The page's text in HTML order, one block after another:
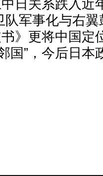
日关系跌入近
队军事化与右
》更将中国定
国”，今后日